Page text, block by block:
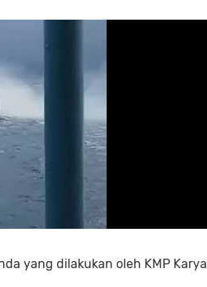
yang dilakukan oleh KMP Karya